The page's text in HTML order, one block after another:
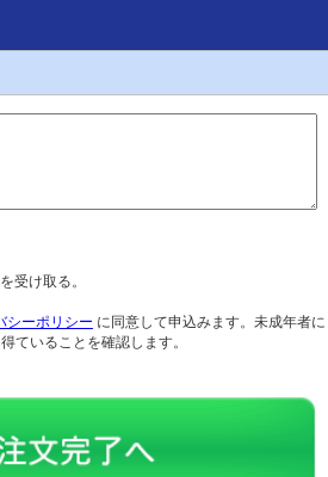
受け取る。
シーポリシー に同意して申込みます。未成年者に
ていることを確認します。